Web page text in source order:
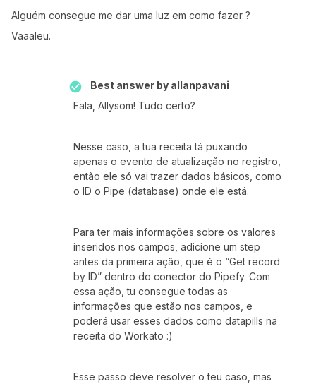
Alguém consegue me dar uma luz em como fazer ?
Vaaaleu.
Best answer by allanpavani
Fala, Allysom! Tudo certo?
Nesse caso, a tua receita tá puxando
apenas o evento de atualização no registro,
então ele só vai trazer dados básicos, como
o ID o Pipe (database) onde ele está.
Para ter mais informações sobre os valores
inseridos nos campos, adicione um step
antes da primeira ação, que é o “Get record
by ID” dentro do conector do Pipefy. Com
essa ação, tu consegue todas as
informações que estão nos campos, e
poderá usar esses dados como datapills na
receita do Workato :)
Esse passo deve resolver o teu caso, mas